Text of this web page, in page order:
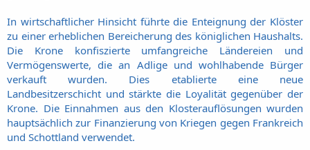
In wirtschaftlicher Hinsicht führte die Enteignung der Klöster
zu einer erheblichen Bereicherung des königlichen Haushalts.
Die Krone konfiszierte umfangreiche Ländereien und
Vermögenswerte, die an Adlige und wohlhabende Bürger
verkauft wurden. Dies etablierte eine neue
Landbesitzerschicht und stärkte die Loyalität gegenüber der
Krone. Die Einnahmen aus den Klosterauflösungen wurden
hauptsächlich zur Finanzierung von Kriegen gegen Frankreich
und Schottland verwendet.